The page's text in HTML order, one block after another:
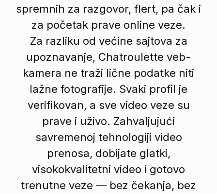
spremnih za razgovor, flert, pa čak i
za početak prave online veze.
Za razliku od većine sajtova za
upoznavanje, Chatroulette veb-
kamera ne traži lične podatke niti
lažne fotografije. Svaki profil je
verifikovan, a sve video veze su
prave i uživo. Zahvaljujući
savremenoj tehnologiji video
prenosa, dobijate glatki,
visokokvalitetni video i gotovo
trenutne veze — bez čekanja, bez